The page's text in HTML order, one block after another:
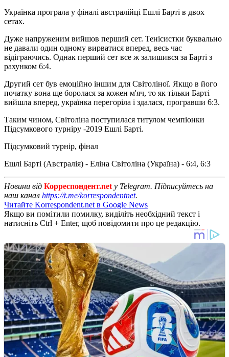
Українка програла у фіналі австралійці Ешлі Барті в двох
сетах.
Дуже напруженим вийшов перший сет. Тенісистки буквально
не давали один одному вирватися вперед, весь час
відіграючись. Однак перший сет все ж залишився за Барті з
рахунком 6:4.
Другий сет був емоційно іншим для Світоліної. Якщо в його
початку вона ще боролася за кожен м'яч, то як тільки Барті
вийшла вперед, українка перегоріла і здалася, програвши 6:3.
Таким чином, Світоліна поступилася титулом чемпіонки
Підсумкового турніру -2019 Ешлі Барті.
Підсумковий турнір, фінал
Ешлі Барті (Австралія) - Еліна Світоліна (Україна) - 6:4, 6:3
Новини від Корреспондент.net у Telegram. Підписуйтесь на
наш канал https://t.me/korrespondentnet.
Читайте Korrespondent.net в Google News
Якщо ви помітили помилку, виділіть необхідний текст і
натисніть Ctrl + Enter, щоб повідомити про це редакцію.